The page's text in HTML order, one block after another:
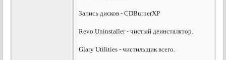
Запись дисков - CDBurnerXP
Revo Uninstaller - чистый деинсталятор.
Glary Utilities - чистильщик всего.